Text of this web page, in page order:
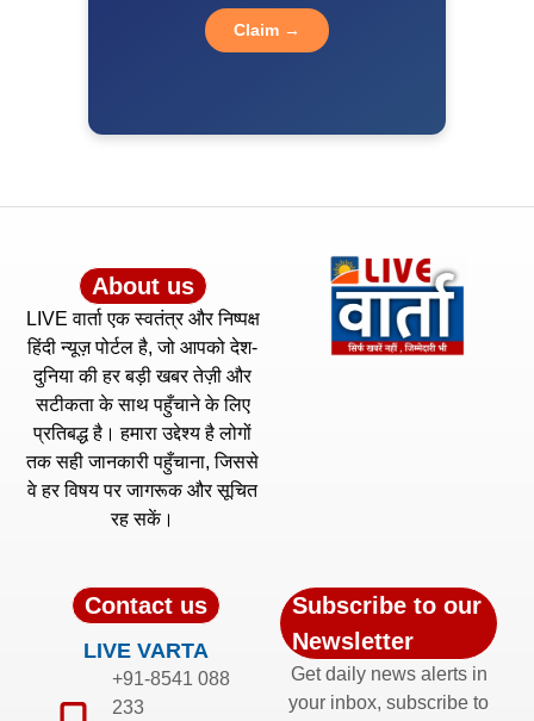
Claim →
About us
LIVE वार्ता एक स्वतंत्र और निष्पक्ष
हिंदी न्यूज़ पोर्टल है, जो आपको देश-
दुनिया की हर बड़ी खबर तेज़ी और
सटीकता के साथ पहुँचाने के लिए
प्रतिबद्ध है। हमारा उद्देश्य है लोगों
तक सही जानकारी पहुँचाना, जिससे
वे हर विषय पर जागरूक और सूचित
रह सकें।
Contact us
LIVE VARTA
+91-8541 088
233
Subscribe to our
Newsletter
Get daily news alerts in
your inbox, subscribe to